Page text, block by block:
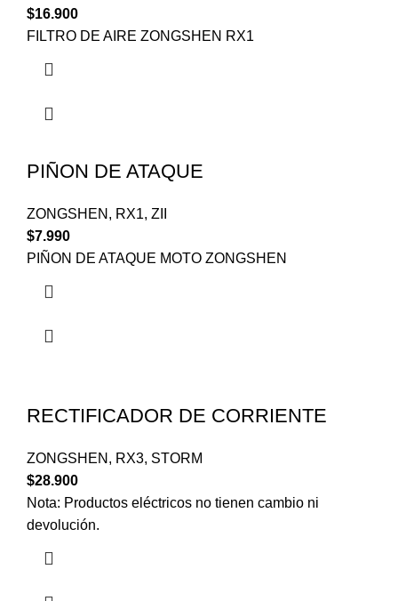
$16.900
FILTRO DE AIRE ZONGSHEN RX1
PIÑON DE ATAQUE
ZONGSHEN , RX1, ZII
$7.990
PIÑON DE ATAQUE MOTO ZONGSHEN
RECTIFICADOR DE CORRIENTE
ZONGSHEN , RX3, STORM
$28.900
Nota: Productos eléctricos no tienen cambio ni
devolución.